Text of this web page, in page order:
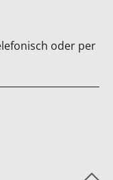
oder per